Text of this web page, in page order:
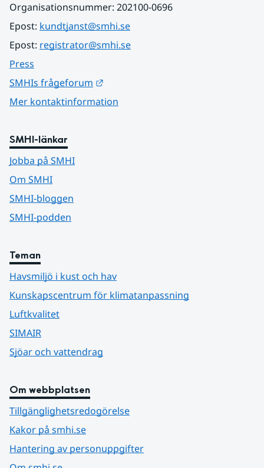
Organisationsnummer: 202100-0696
Epost: kundtjanst@smhi.se
Epost: registrator@smhi.se
Press
SMHIs frågeforum
Mer kontaktinformation
SMHI-länkar
Jobba på SMHI
Om SMHI
SMHI-bloggen
SMHI-podden
Teman
Havsmiljö i kust och hav
Kunskapscentrum för klimatanpassning
Luftkvalitet
SIMAIR
Sjöar och vattendrag
Om webbplatsen
Tillgänglighetsredogörelse
Kakor på smhi.se
Hantering av personuppgifter